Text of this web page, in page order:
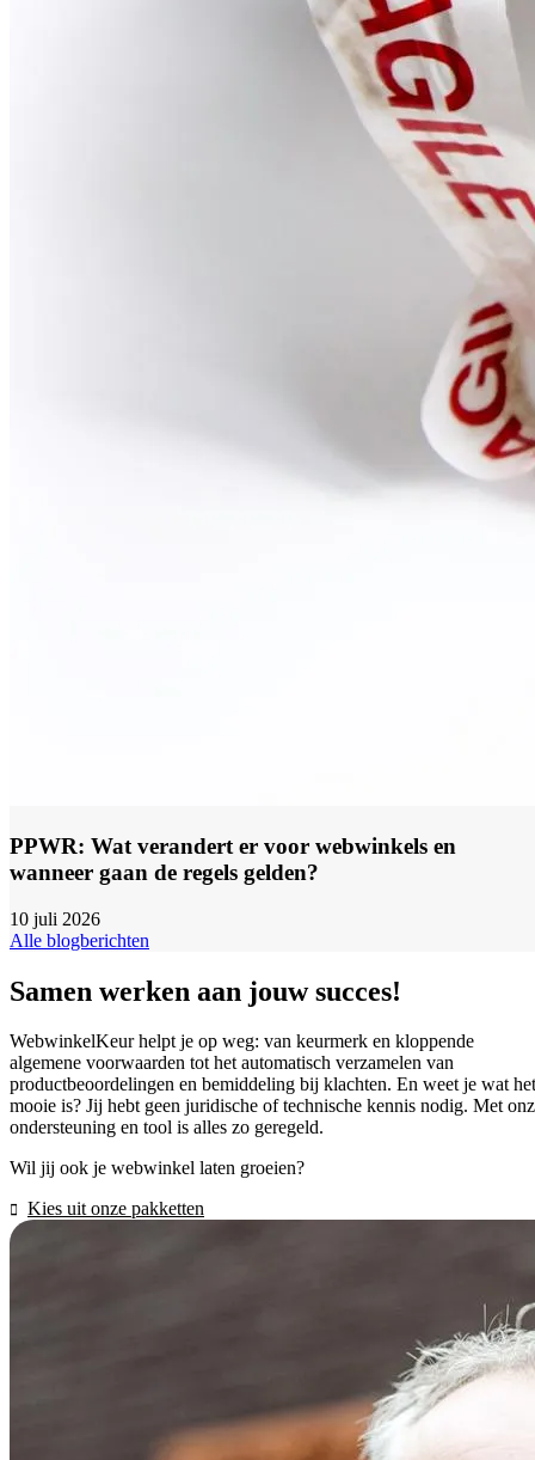
PPWR: Wat verandert er voor webwinkels en
wanneer gaan de regels gelden?
10 juli 2026
Alle blogberichten
Samen werken aan jouw succes!
WebwinkelKeur helpt je op weg: van keurmerk en kloppende
algemene voorwaarden tot het automatisch verzamelen van
productbeoordelingen en bemiddeling bij klachten. En weet je wat het
mooie is? Jij hebt geen juridische of technische kennis nodig. Met
ondersteuning en tool is alles zo geregeld.
Wil jij ook je webwinkel laten groeien?
Kies uit onze pakketten